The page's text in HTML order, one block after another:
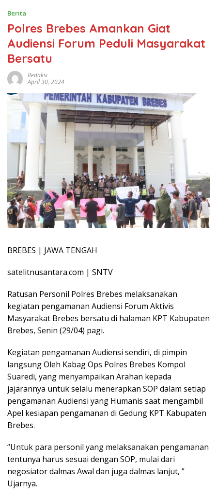
Berita
Polres Brebes Amankan Giat
Audiensi Forum Peduli Masyarakat
Bersatu
Redaksi
April 30, 2024
BREBES | JAWA TENGAH
satelitnusantara.com | SNTV
Ratusan Personil Polres Brebes melaksanakan
kegiatan pengamanan Audiensi Forum Aktivis
Masyarakat Brebes bersatu di halaman KPT Kabupaten
Brebes, Senin (29/04) pagi.
Kegiatan pengamanan Audiensi sendiri, di pimpin
langsung Oleh Kabag Ops Polres Brebes Kompol
Suaredi, yang menyampaikan Arahan kepada
jajarannya untuk selalu menerapkan SOP dalam setiap
pengamanan Audiensi yang Humanis saat mengambil
Apel kesiapan pengamanan di Gedung KPT Kabupaten
Brebes.
“Untuk para personil yang melaksanakan pengamanan
tentunya harus sesuai dengan SOP, mulai dari
negosiator dalmas Awal dan juga dalmas lanjut, ”
Ujarnya.